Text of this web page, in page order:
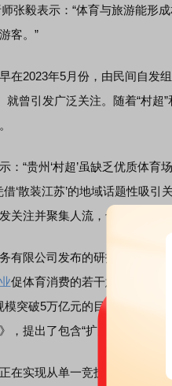
毅表示：“体育与旅游能形成
客。”
2023年5月份，由民间自发组
就曾引发广泛关注。随着“村超
“贵州‘村超’虽缺乏优质体育
借‘散装江苏’的地域话题性吸
关注并聚集人流，也要有完善
限公司发布的研报，中国
促体育消费的若干意见》，该
突破5万亿元的目标。2025年
，提出了包含“扩大文体旅游消
实现从单一竞技观赏向“赛事+